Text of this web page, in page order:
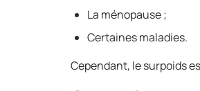
La ménopause ;
Certaines maladies.
Cependant, le surpoids